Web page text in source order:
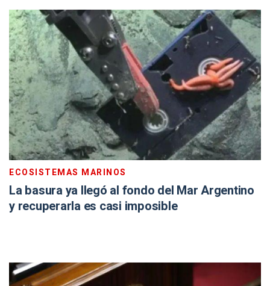
ECOSISTEMAS MARINOS
La basura ya llegó al fondo del Mar Argentino
y recuperarla es casi imposible